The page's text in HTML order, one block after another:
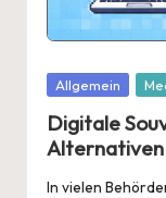
Posted
Allgemein
Digitale
Alternativen
In vielen